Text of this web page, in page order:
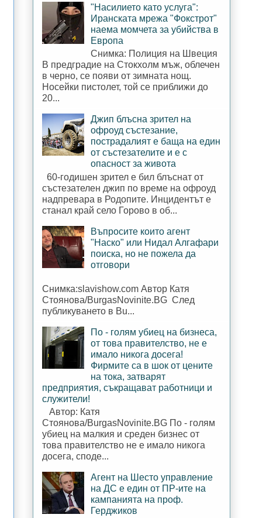
"Насилието като услуга":
Иранската мрежа "Фокстрот"
наема момчета за убийства в
Европа
Снимка: Полиция на Швеция
В предградие на Стокхолм мъж, облечен
в черно, се появи от зимната нощ.
Носейки пистолет, той се приближи до
20...
Джип блъсна зрител на
офроуд състезание,
пострадалият е баща на един
от състезателите и е с
опасност за живота
60-годишен зрител е бил блъснат от
състезателен джип по време на офроуд
надпревара в Родопите. Инцидентът е
станал край село Горово в об...
Въпросите които агент
"Наско" или Нидал Алгафари
поиска, но не пожела да
отговори
Снимка:slavishow.com Автор Катя
Стоянова/BurgasNovinite.BG След
публикуването в Bu...
По - голям убиец на бизнеса,
от това правителство, не е
имало никога досега!
Фирмите са в шок от цените
на тока, затварят
предприятия, съкращават работници и
служители!
Автор: Катя
Стоянова/BurgasNovinite.BG По - голям
убиец на малкия и среден бизнес от
това правителство не е имало никога
досега, споде...
Агент на Шесто управление
на ДС е един от ПР-ите на
кампанията на проф.
Герджиков